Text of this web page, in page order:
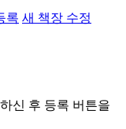
록 새 책장 수정
신 후 등록 버튼을